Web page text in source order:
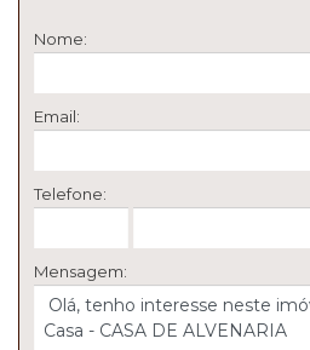
Nome:
Email:
Telefone:
Mensagem: